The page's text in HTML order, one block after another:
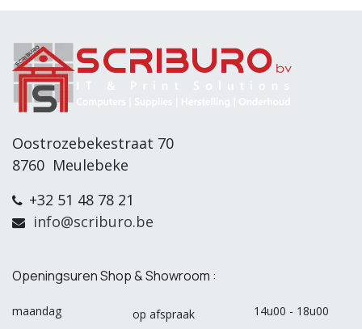
Oostrozebekestraat 70
8760 Meulebeke
+32 51 48 78 21
info@scriburo.be
Openingsuren Shop & Showroom :
maandag op afspraak 14u00 - 18u00